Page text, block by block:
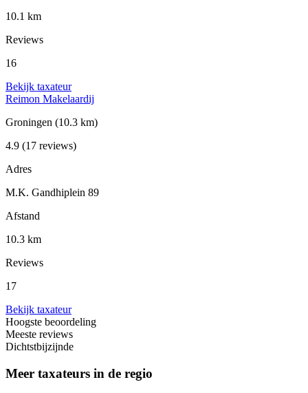
10.1 km
Reviews
16
Bekijk taxateur
Reimon Makelaardij
Groningen (10.3 km)
4.9 (17 reviews)
Adres
M.K. Gandhiplein 89
Afstand
10.3 km
Reviews
17
Bekijk taxateur
Hoogste beoordeling
Meeste reviews
Dichtstbijzijnde
Meer taxateurs in de regio